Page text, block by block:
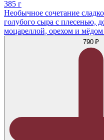
385 г
Необычное сочетание
голубого сыра с плесенью,
моцареллой, орехом и мёдом
790 ₽